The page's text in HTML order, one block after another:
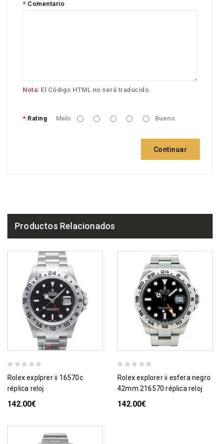
Comentario
Nota: El Código HTML no será traducido.
Rating Malo Bueno
Continuar
Productos Relacionados
rolex explprer ii 16570c
réplica reloj
142.00€
rolex explorer ii esfera negro
42mm 216570 réplica reloj
142.00€